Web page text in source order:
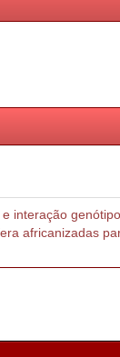
interação
africanizadas